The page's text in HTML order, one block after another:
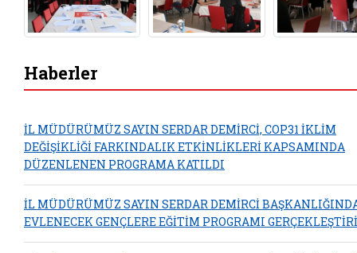
Haberler
İL MÜDÜRÜMÜZ SAYIN SERDAR DEMİRCİ, COP31 İKLİM
DEĞİŞİKLİĞİ FARKINDALIK ETKİNLİKLERİ KAPSAMINDA
DÜZENLENEN PROGRAMA KATILDI
İL MÜDÜRÜMÜZ SAYIN SERDAR DEMİRCİ
EVLENECEK GENÇLERE EĞİTİM PROGRAMI